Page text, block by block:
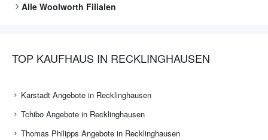
Alle Woolworth Filialen
TOP KAUFHAUS IN RECKLINGHAUSEN
Karstadt Angebote in Recklinghausen
Tchibo Angebote in Recklinghausen
Thomas Philipps Angebote in Recklinghausen